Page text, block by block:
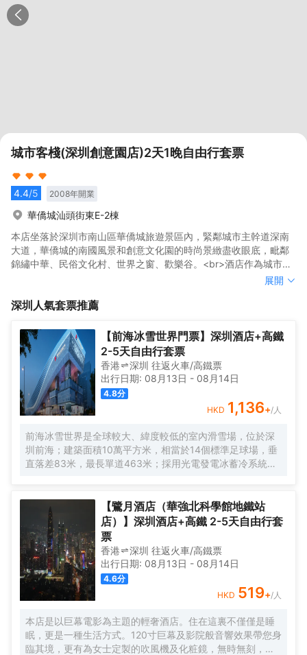
城市客棧(深圳創意園店)2天1晚自由行套票
4.4/5 2008年開業
華僑城汕頭街東E-2棟
本店坐落於深圳市南山區華僑城旅遊景區內，緊鄰城市主幹道深南
大道，華僑城的南國風景和創意文化園的時尚景緻盡收眼底，毗鄰
錦繡中華、民俗文化村、世界之窗、歡樂谷。<br>酒店作為城市客
棧品牌2.0升級版新產品，採取“知名設計師+酒店”的產品打造路
設計型酒店。<br>酒店客房配套設施一應俱全，房內提供智能電
直撥電話，衞浴及床墊等均為國內高端品牌產品。<br>早餐廳位於
酒店1樓，時尚優雅、空間開闊，為客人提供精美早餐及各式咖啡、
果飲、中西簡餐。此外，酒店還提供自助洗衣房服務, 讓您旅途更添
輕鬆。
本店坐落於深圳市南山區華僑城旅遊景區內，緊鄰城市主幹道深南
錦繡中華、民俗文化村、世界之窗、歡樂谷。<br>酒店作為城市客
線，結合華僑城創意文化園的後工業時代特色，是一家典型的時尚
設計型酒店。<br>酒店客房配套設施一應俱全，房內提供智能電
話、簡約現代的洗浴間、55寸液晶智能電視、快速上網、國內國際
直撥電話，衞浴及床墊等均為國內高端品牌產品。<br>早餐廳位於
酒店1樓，時尚優雅、空間開闊，為客人提供精美早餐及各式咖啡、
果飲、中西簡餐。此外，酒店還提供自助洗衣房服務, 讓您旅途更添
輕鬆。
展開
深圳 人氣套票推薦
【前海冰雪世界門票】深圳酒店+高鐵
2-5天自由行套票
香港 深圳 往返火車/高鐵票
出行日期: 08月13日 - 08月14日
4.8分
HKD 1,136+/人
前海冰雪世界是全球較大、緯度較低的室內滑雪場，位於深
圳前海；建築面積10萬平方米，相當於14個標準足球場，垂
直落差83米，最長單道463米‌；採用光電發電冰蓄冷系統，
【鷺月酒店（華強北科學館地鐵站
店）】深圳酒店+高鐵 2-5天自由行套
票
香港 深圳 往返火車/高鐵票
出行日期: 08月13日 - 08月14日
4.6分
HKD 519+/人
本店是以巨幕電影為主題的輕奢酒店。住在這裏不僅僅是睡
眠，更是一種生活方式。120寸巨幕及影院般音響效果帶您身
臨其境，更有為女士定製的吹風機及化粧鏡，無時無刻，呈